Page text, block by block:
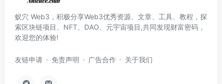
蚁穴 Web3，积极分享Web3优秀资源、文章、工具、教程，探
索区块链项目、NFT、DAO、元宇宙项目,共同发现财富密码，
欢迎您的体验!
友链申请 免责声明 广告合作 关于我们